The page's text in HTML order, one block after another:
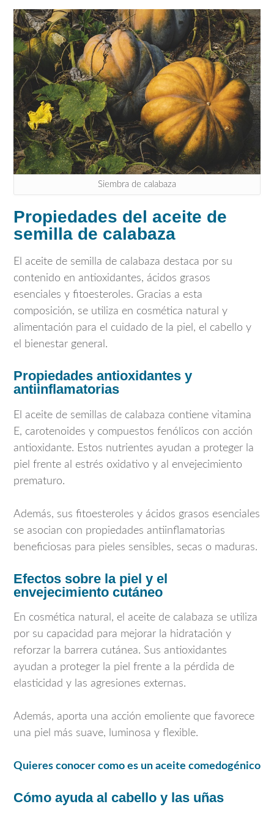
Siembra de calabaza
Propiedades del aceite de
semilla de calabaza
El aceite de semilla de calabaza destaca por su
contenido en antioxidantes, ácidos grasos
esenciales y fitoesteroles. Gracias a esta
composición, se utiliza en cosmética natural y
alimentación para el cuidado de la piel, el cabello y
el bienestar general.
Propiedades antioxidantes y
antiinflamatorias
El aceite de semillas de calabaza contiene vitamina
E, carotenoides y compuestos fenólicos con acción
antioxidante. Estos nutrientes ayudan a proteger la
piel frente al estrés oxidativo y al envejecimiento
prematuro.
Además, sus fitoesteroles y ácidos grasos esenciales
se asocian con propiedades antiinflamatorias
beneficiosas para pieles sensibles, secas o maduras.
Efectos sobre la piel y el
envejecimiento cutáneo
En cosmética natural, el aceite de calabaza se utiliza
por su capacidad para mejorar la hidratación y
reforzar la barrera cutánea. Sus antioxidantes
ayudan a proteger la piel frente a la pérdida de
elasticidad y las agresiones externas.
Además, aporta una acción emoliente que favorece
una piel más suave, luminosa y flexible.
Quieres conocer como es un aceite comedogénico
Cómo ayuda al cabello y las uñas